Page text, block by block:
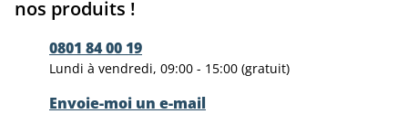
nos produits !
0801 84 00 19
Lundi à vendredi, 09:00 - 15:00 (gratuit)
Envoie-moi un e-mail